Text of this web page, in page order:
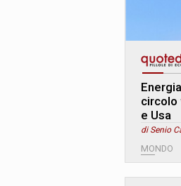
circolo
e Usa
di Senio
MONDO